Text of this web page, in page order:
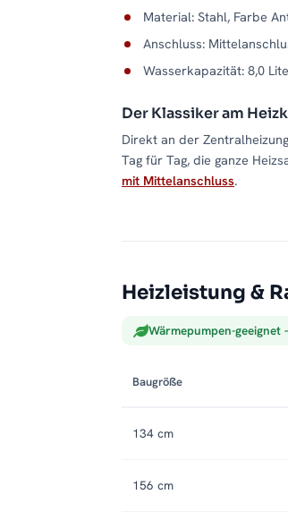
Material: Stahl, Farbe
Anschluss:
Wasserkapazität: 8,0
Der Klassiker am
Direkt an der
Tag für Tag, die ganze
mit Mittelanschluss.
Heizleistung &
Wärmepumpen-
Baugröße
134 cm
156 cm